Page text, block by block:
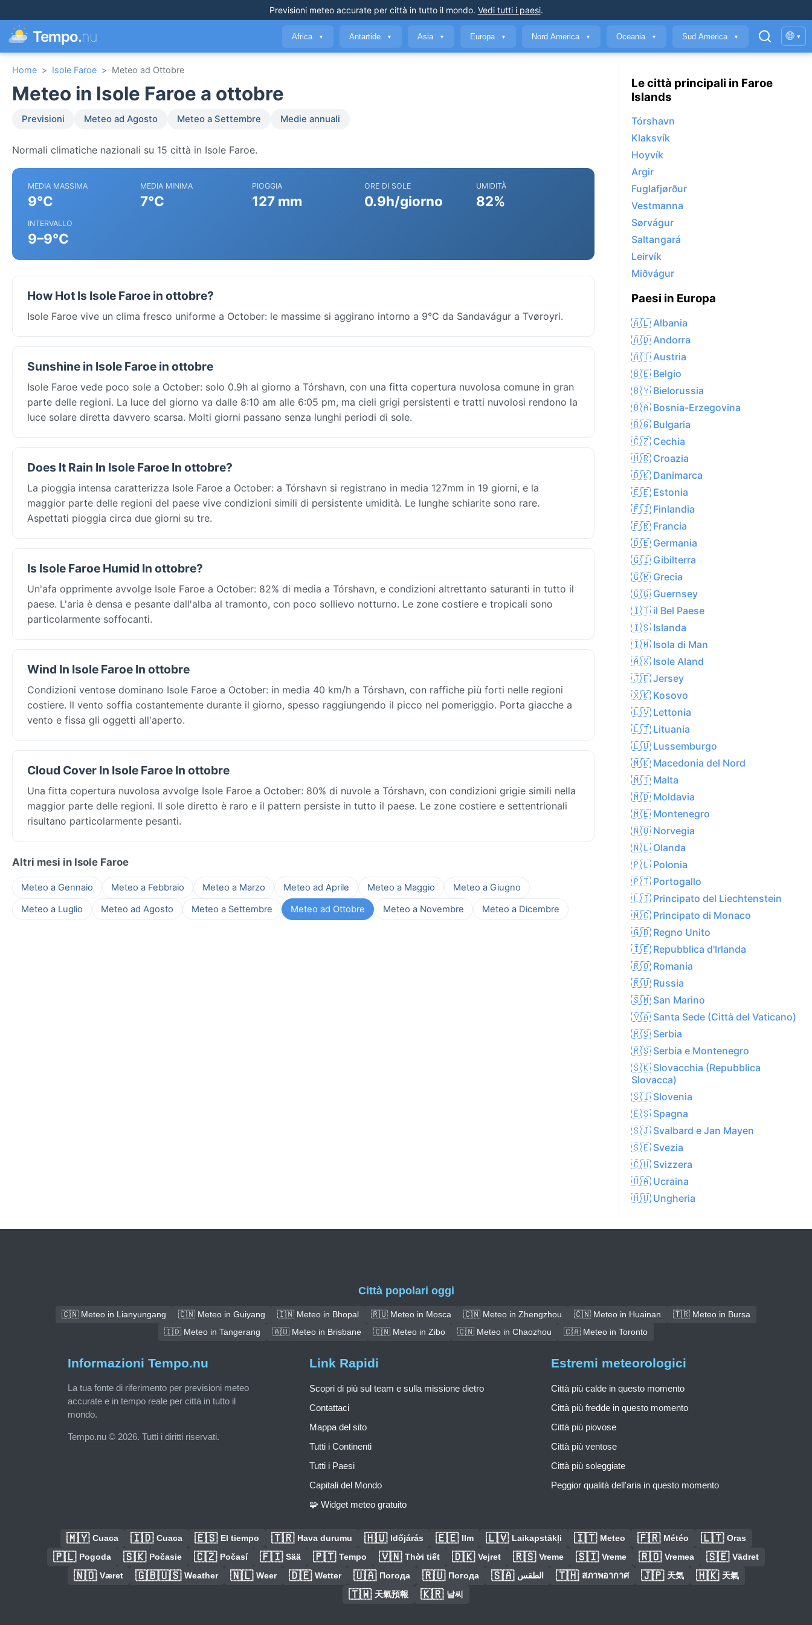
Previsioni meteo accurateper città in tutto il mondo. Vedi tutti i paesi.
Tempo.nu Africa ▼ Antartide ▼ Asia ▼ Europa ▼ Nord America ▼ Oceania ▼ Sud America ▼ 🌐 ▾
Home > Isole Faroe > Meteo ad Ottobre
Meteo in Isole Faroe a ottobre
Previsioni Meteo ad Agosto Meteo a Settembre Medie annuali
Normali climatiche nazionali su 15 città in Isole Faroe.
MEDIA MASSIMA
9°C
MEDIA MINIMA
7°C
PIOGGIA
127 mm
ORE DI SOLE
0.9h/giorno
UMIDITÀ
82%
INTERVALLO
9–9°C
How Hot Is Isole Faroe in ottobre?
Isole Faroe vive un clima fresco uniforme a October: le massime si aggirano intorno a 9°C da Sandavágur a Tvøroyri.
Sunshine in Isole Faroe in ottobre
Isole Faroe vede poco sole a October: solo 0.9h al giorno a Tórshavn, con una fitta copertura nuvolosa comune in gran
parte delle regioni. La luce del giorno va dalle 8:10 am alle 6:05 pm, ma cieli grigi persistenti e tratti nuvolosi rendono la
luce solare diretta davvero scarsa. Molti giorni passano senza lunghi periodi di sole.
Does It Rain In Isole Faroe In ottobre?
La pioggia intensa caratterizza Isole Faroe a October: a Tórshavn si registrano in media 127mm in 19 giorni, e la
maggior parte delle regioni del paese vive condizioni simili di persistente umidità. Le lunghe schiarite sono rare.
Aspettati pioggia circa due giorni su tre.
Is Isole Faroe Humid In ottobre?
Un'afa opprimente avvolge Isole Faroe a October: 82% di media a Tórshavn, e condizioni altrettanto saturanti in tutto il
paese. L'aria è densa e pesante dall'alba al tramonto, con poco sollievo notturno. Le zone costiere e tropicali sono
particolarmente soffocanti.
Wind In Isole Faroe In ottobre
Condizioni ventose dominano Isole Faroe a October: in media 40 km/h a Tórshavn, con raffiche più forti nelle regioni
costiere. Il vento soffia costantemente durante il giorno, spesso raggiungendo il picco nel pomeriggio. Porta giacche a
vento e fissa gli oggetti all'aperto.
Cloud Cover In Isole Faroe In ottobre
Una fitta copertura nuvolosa avvolge Isole Faroe a October: 80% di nuvole a Tórshavn, con condizioni grigie simili nella
maggior parte delle regioni. Il sole diretto è raro e il pattern persiste in tutto il paese. Le zone costiere e settentrionali
risultano particolarmente pesanti.
Altri mesi in Isole Faroe
Meteo a Gennaio Meteo a Febbraio Meteo a Marzo Meteo ad Aprile Meteo a Maggio
Meteo a Giugno
Meteo a Luglio
Meteo ad Agosto Meteo a Settembre Meteo ad Ottobre Meteo a Novembre Meteo a Dicembre
Le città principali in Faroe
Islands
Tórshavn
Klaksvík
Hoyvík
Argir
Fuglafjørður
Vestmanna
Sørvágur
Saltangará
Leirvík
Miðvágur
Paesi in Europa
🇦🇱 Albania
🇦🇩 Andorra
🇦🇹 Austria
🇧🇪 Belgio
🇧🇾 Bielorussia
🇧🇦 Bosnia-Erzegovina
🇧🇬 Bulgaria
🇨🇿 Cechia
🇭🇷 Croazia
🇩🇰 Danimarca
🇪🇪 Estonia
🇫🇮 Finlandia
🇫🇷 Francia
🇩🇪 Germania
🇬🇮 Gibilterra
🇬🇷 Grecia
🇬🇬 Guernsey
🇮🇹 il Bel Paese
🇮🇸 Islanda
🇮🇲 Isola di Man
🇦🇽 Isole Aland
🇯🇪 Jersey
🇽🇰 Kosovo
🇱🇻 Lettonia
🇱🇹 Lituania
🇱🇺 Lussemburgo
🇲🇰 Macedonia del Nord
🇲🇹 Malta
🇲🇩 Moldavia
🇲🇪 Montenegro
🇳🇴 Norvegia
🇳🇱 Olanda
🇵🇱 Polonia
🇵🇹 Portogallo
🇱🇮 Principato del Liechtenstein
🇲🇨 Principato di Monaco
🇬🇧 Regno Unito
🇮🇪 Repubblica d'Irlanda
🇷🇴 Romania
🇷🇺 Russia
🇸🇲 San Marino
🇻🇦 Santa Sede (Città del Vaticano)
🇷🇸 Serbia
🇷🇸 Serbia e Montenegro
🇸🇰 Slovacchia (Repubblica
Slovacca)
🇸🇮 Slovenia
🇪🇸 Spagna
🇸🇯 Svalbard e Jan Mayen
🇸🇪 Svezia
🇨🇭 Svizzera
🇺🇦 Ucraina
🇭🇺 Ungheria
Città popolari oggi
🇨🇳 Meteo in Lianyungang 🇨🇳 Meteo in Guiyang 🇮🇳 Meteo in Bhopal 🇷🇺 Meteo in Mosca 🇨🇳 Meteo in Zhengzhou 🇨🇳 Meteo in Huainan
🇹🇷 Meteo in Bursa
🇮🇩 Meteo in Tangerang
🇦🇺 Meteo in Brisbane 🇨🇳 Meteo in Zibo 🇨🇳 Meteo in Chaozhou 🇨🇦 Meteo in Toronto
Informazioni Tempo.nu
La tua fonte di riferimento per previsioni meteo
accurate e in tempo reale per città in tutto il
mondo.
Tempo.nu © 2026. Tutti i diritti riservati.
Link Rapidi
Scopri di più sul team e sulla missione dietro
Contattaci
Mappa del sito
Tutti i Continenti
Tutti i Paesi
Capitali del Mondo
🧩 Widget meteo gratuito
Estremi meteorologici
Città più calde in questo momento
Città più fredde in questo momento
Città più piovose
Città più ventose
Città più soleggiate
Peggior qualità dell'aria in questo momento
🇲🇾 Cuaca 🇮🇩 Cuaca 🇪🇸 El tiempo 🇹🇷 Hava durumu 🇭🇺 Időjárás 🇪🇪 Ilm 🇱🇻 Laikapstākļi 🇮🇹 Meteo 🇫🇷 Météo 🇱🇹 Oras
🇵🇱 Pogoda 🇸🇰 Počasie 🇨🇿 Počasí 🇫🇮 Sää 🇵🇹 Tempo 🇻🇳 Thời tiết 🇩🇰 Vejret 🇷🇸 Vreme 🇸🇮 Vreme 🇷🇴 Vremea 🇸🇪 Vädret
🇳🇴 Været 🇬🇧🇺🇸 Weather 🇳🇱 Weer 🇩🇪 Wetter 🇺🇦 Погода 🇷🇺 Погода 🇸🇦 الطقس 🇹🇭 สภาพอากาศ 🇯🇵 天気 🇭🇰 天氣
🇹🇼 天氣預報 🇰🇷 날씨